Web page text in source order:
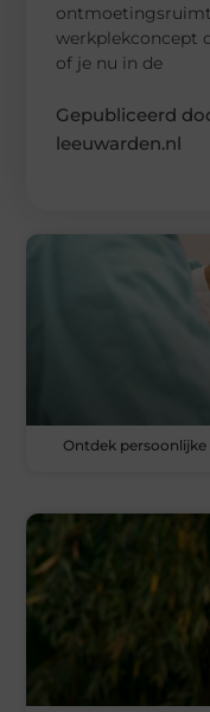
werkplekconcept
of je nu in de
Gepubliceerd
leeuwarden.nl
Ontdek